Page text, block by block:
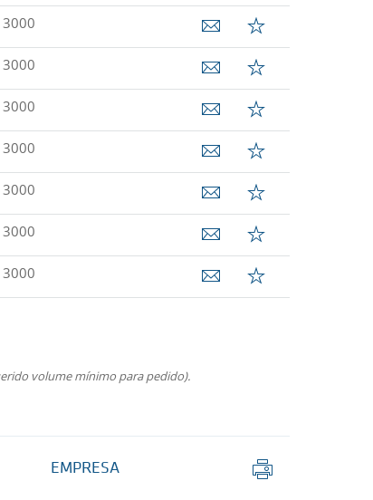
3000
3000
3000
3000
3000
3000
3000
volume mínimo para pedido).
EMPRESA